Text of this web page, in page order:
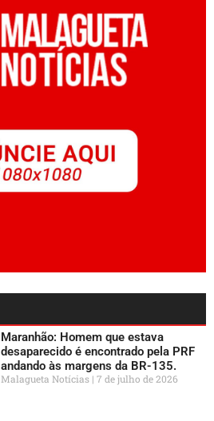
Maranhão: Homem que estava
desaparecido é encontrado pela PRF
andando às margens da BR-135.
Malagueta Notícias 7 de julho de 2026